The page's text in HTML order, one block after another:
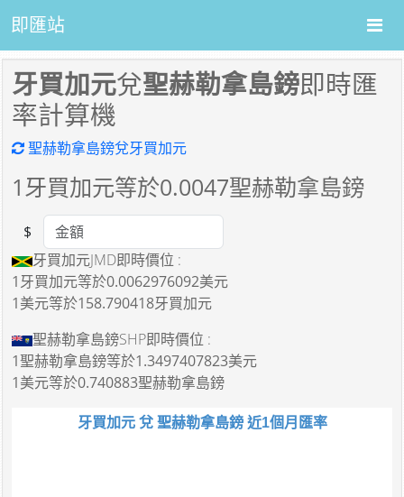
即匯站
牙買加元兌聖赫勒拿島鎊即時匯
率計算機
聖赫勒拿島鎊兌牙買加元
1牙買加元等於0.0047聖赫勒拿島鎊
Amount
$
牙買加元JMD即時價位 :
1牙買加元等於0.0062976092美元
1美元等於158.790418牙買加元
聖赫勒拿島鎊SHP即時價位 :
1聖赫勒拿島鎊等於1.3497407823美元
1美元等於0.740883聖赫勒拿島鎊
牙買加元 兌 聖赫勒拿島鎊 近1個月匯率